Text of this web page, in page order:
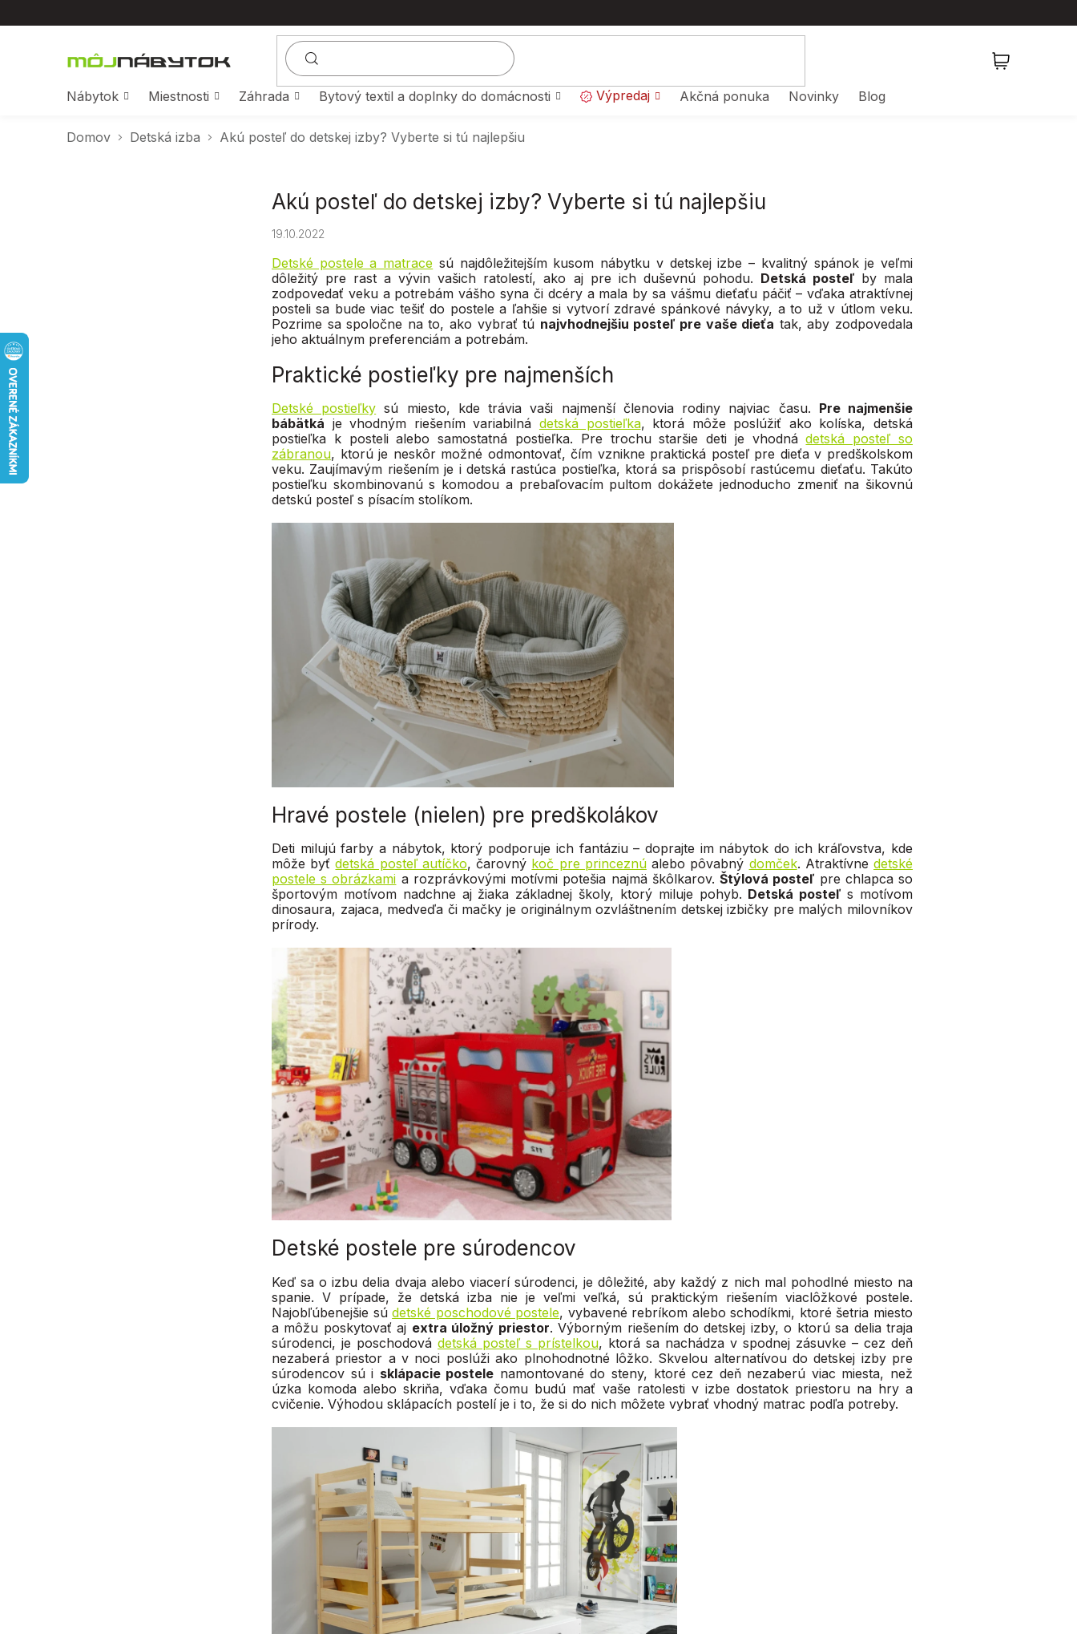
na
Nábytok
Miestnosti Záhrada Bytový textil a doplnky do domácnosti Výpredaj Akčná ponuka Novinky Blog
Domov Detská izba Akú posteľ do detskej izby? Vyberte si tú najlepšiu
Akú posteľ do detskej izby? Vyberte si tú najlepšiu
19.10.2022
Detské postele a matrace sú najdôležitejším kusom nábytku v detskej izbe – kvalitný spánok je veľmi
dôležitý pre rast a vývin vašich ratolestí, ako aj pre ich duševnú pohodu. Detská posteľby mala
zodpovedať veku a potrebám vášho syna či dcéry a mala by sa vášmu dieťaťu páčiť – vďaka atraktívnej
posteli sa bude viac tešiť do postele a ľahšie si vytvorí zdravé spánkové návyky, a to už v útlom veku.
Pozrime sa spoločne na to, ako vybrať tú najvhodnejšiu posteľ pre vaše dieťa tak, aby zodpovedala
jeho aktuálnym preferenciám a potrebám.
Praktické postieľky pre najmenších
Detské postieľky sú miesto, kde trávia vaši najmenší členovia rodiny najviac času. Pre najmenšie
bábätká je vhodným riešením variabilná detská postieľka, ktorá môže poslúžiť ako kolíska, detská
postieľka k posteli alebo samostatná postieľka. Pre trochu staršie deti je vhodnádetská posteľ so
zábranou, ktorú je neskôr možné odmontovať, čím vznikne praktická posteľ pre dieťa v predškolskom
veku. Zaujímavým riešením je i detská rastúca postieľka, ktorá sa prispôsobí rastúcemu dieťaťu. Takúto
postieľku skombinovanú s komodou a prebaľovacím pultom dokážete jednoducho zmeniť na šikovnú
detskú posteľ s písacím stolíkom.
Hravé postele (nielen) pre predškolákov
Deti milujú farby a nábytok, ktorý podporuje ich fantáziu – doprajte im nábytok do ich kráľovstva, kde
môže byťdetská posteľ autíčko, čarovný koč pre princeznúalebo pôvabný domček. Atraktívnedetské
postele s obrázkami a rozprávkovými motívmi potešia najmä škôlkarov.Štýlová posteľ pre chlapca so
športovým motívom nadchne aj žiaka základnej školy, ktorý miluje pohyb. Detská posteľ s motívom
dinosaura, zajaca, medveďa či mačky je originálnym ozvláštnením detskej izbičky pre malých milovníkov
prírody.
Detské postele pre súrodencov
Keď sa o izbu delia dvaja alebo viacerí súrodenci, je dôležité, aby každý z nich mal pohodlné miesto na
spanie. V prípade, že detská izba nie je veľmi veľká, sú praktickým riešením viaclôžkové postele.
Najobľúbenejšie súdetské poschodové postele, vybavené rebríkom alebo schodíkmi, ktoré šetria miesto
a môžu poskytovať aj extra úložný priestor. Výborným riešením do detskej izby, o ktorú sa delia traja
súrodenci, je poschodová detská posteľ s prístelkou, ktorá sa nachádza v spodnej zásuvke – cez deň
nezaberá priestor a v noci poslúži ako plnohodnotné lôžko. Skvelou alternatívou do detskej izby pre
súrodencov sú i sklápacie postele namontované do steny, ktoré cez deň nezaberú viac miesta, než
úzka komoda alebo skriňa, vďaka čomu budú mať vaše ratolesti v izbe dostatok priestoru na hry a
cvičenie. Výhodou sklápacích postelí je i to, že si do nich môžete vybrať vhodný matrac podľa potreby.